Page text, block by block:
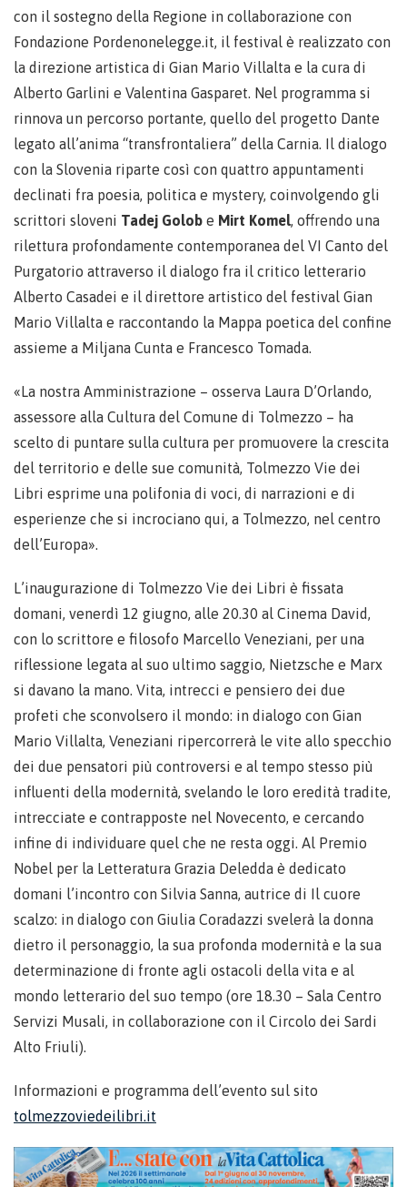
con il sostegno della Regione in collaborazione con
Fondazione Pordenonelegge.it, il festival è realizzato con
la direzione artistica di Gian Mario Villalta e la cura di
Alberto Garlini e Valentina Gasparet. Nel programma si
rinnova un percorso portante, quello del progetto Dante
legato all’anima “transfrontaliera” della Carnia. Il dialogo
con la Slovenia riparte così con quattro appuntamenti
declinati fra poesia, politica e mystery, coinvolgendo gli
scrittori sloveni Tadej Golob e Mirt Komel, offrendo una
rilettura profondamente contemporanea del VI Canto del
Purgatorio attraverso il dialogo fra il critico letterario
Alberto Casadei e il direttore artistico del festival Gian
Mario Villalta e raccontando la Mappa poetica del confine
assieme a Miljana Cunta e Francesco Tomada.
«La nostra Amministrazione – osserva Laura D’Orlando,
assessore alla Cultura del Comune di Tolmezzo – ha
scelto di puntare sulla cultura per promuovere la crescita
del territorio e delle sue comunità, Tolmezzo Vie dei
Libri esprime una polifonia di voci, di narrazioni e di
esperienze che si incrociano qui, a Tolmezzo, nel centro
dell’Europa».
L’inaugurazione di Tolmezzo Vie dei Libri è fissata
domani, venerdì 12 giugno, alle 20.30 al Cinema David,
con lo scrittore e filosofo Marcello Veneziani, per una
riflessione legata al suo ultimo saggio, Nietzsche e Marx
si davano la mano. Vita, intrecci e pensiero dei due
profeti che sconvolsero il mondo: in dialogo con Gian
Mario Villalta, Veneziani ripercorrerà le vite allo specchio
dei due pensatori più controversi e al tempo stesso più
influenti della modernità, svelando le loro eredità tradite,
intrecciate e contrapposte nel Novecento, e cercando
infine di individuare quel che ne resta oggi. Al Premio
Nobel per la Letteratura Grazia Deledda è dedicato
domani l’incontro con Silvia Sanna, autrice di Il cuore
scalzo: in dialogo con Giulia Coradazzi svelerà la donna
dietro il personaggio, la sua profonda modernità e la sua
determinazione di fronte agli ostacoli della vita e al
mondo letterario del suo tempo (ore 18.30 – Sala Centro
Servizi Musali, in collaborazione con il Circolo dei Sardi
Alto Friuli).
Informazioni e programma dell’evento sul sito
tolmezzoviedeilibri.it